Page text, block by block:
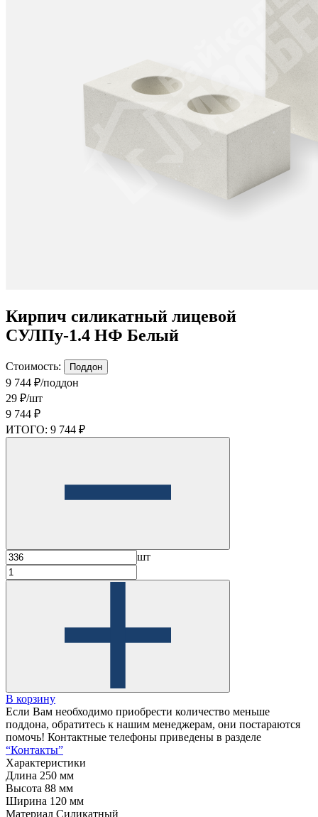
Кирпич силикатный лицевой
СУЛПу-1.4 НФ Белый
Стоимость: Поддон
9 744 ₽/поддон
29 ₽/шт
9 744 ₽
ИТОГО: 9 744 ₽
шт
В корзину
Если Вам необходимо приобрести количество меньше
поддона, обратитесь к нашим менеджерам, они постараются
помочь! Контактные телефоны приведены в разделе
“Контакты”
Характеристики
Длина 250 мм
Высота 88 мм
Ширина 120 мм
Материал Силикатный